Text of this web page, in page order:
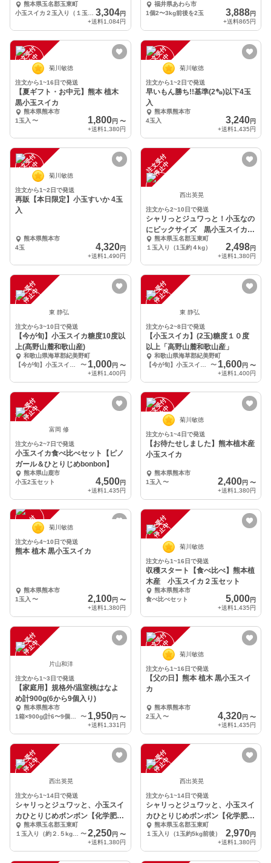
【訳ありでお得！】
熊本県玉名郡玉東町
3,304円
+送料1,084円
福井県あわら市
1個2〜3kg前後を2玉
3,888円
+送料865円
注
文
受
付
停
止
中 菊川敏徳
注文から1~16日で発送
【夏ギフト・お中元】熊本 植木
黒小玉スイカ
熊本県熊本市
1玉入 〜 1,800円 〜
+送料1,380円
注
文
受
付
停
止
中 菊川敏徳
注文から1~2日で発送
早いもん勝ち!!基準(2㌔)以下4玉
入
熊本県熊本市
4玉入
3,240円
+送料1,435円
注
文
受
付
停
止
中 菊川敏徳
注文から1~2日で発送
再販【本日限定】小玉すいか 4玉
入
熊本県熊本市
4玉
4,320円
+送料1,490円
注
文
受
付
停
止
中
西出英晃
注文から2~10日で発送
シャリっとジュワっと！小玉なの
にビックサイズ 黒小玉スイカ
ひとりじめボンボン
熊本県玉名郡玉東町
１玉入り（1玉約４kg）
2,498円
+送料1,380円
注
文
受
付
停
止
中
東 静弘
注文から3~10日で発送
【今が旬】小玉スイカ糖度10度以
上(髙野山麓和歌山産)
和歌山県海草郡紀美野町
〜 1,000円 〜
+送料1,400円
注
文
受
付
停
止
中
東 静弘
注文から2~8日で発送
【小玉スイカ】(2玉)糖度１０度
以上「高野山麓和歌山産」
和歌山県海草郡紀美野町
〜 1,600円 〜
+送料1,400円
注
文
受
付
停
止
中
富岡 修
注文から2~7日で発送
小玉スイカ食べ比べセット【ピノ
ガール＆ひとりじめbonbon】
熊本県山鹿市
小玉2玉セット
4,500円
+送料1,435円
注
文
受
付
停
止
中 菊川敏徳
注文から1~4日で発送
【お待たせしました】熊本植木産
小玉スイカ
熊本県熊本市
1玉入 〜 2,400円 〜
+送料1,380円
注
文
受
付
停
止
中 菊川敏徳
注文から4~10日で発送
熊本 植木 黒小玉スイカ
熊本県熊本市
1玉入 〜 2,100円 〜
+送料1,380円
注
文
受
付
停
止
中
菊川敏徳
注文から1~16日で発送
収穫スタート【食べ比べ】熊本植
木産 小玉スイカ２玉セット
熊本県熊本市
食べ比べセット
5,000円
+送料1,435円
注
文
受
付
停
止
中
片山和洋
注文から1~3日で発送
【家庭用】規格外/温室桃はなよ
め計900g(6から9個入り)
熊本県熊本市
〜 1,950円 〜
+送料1,331円
注
文
受
付
停
止
中 菊川敏徳
注文から1~16日で発送
【父の日】熊本 植木 黒小玉スイ
カ
熊本県熊本市
2玉入 〜 4,320円 〜
+送料1,435円
注
文
受
付
停
止
中
西出英晃
注文から1~14日で発送
シャリっとジュワッと、小玉スイ
カひとりじめボンボン【化学肥料
不使用】
熊本県玉名郡玉東町
〜 2,250円 〜
+送料1,380円
注
文
受
付
停
止
中
西出英晃
注文から1~14日で発送
シャリっとジュワッと、小玉スイ
カひとりじめボンボン【化学肥料
不使用】
熊本県玉名郡玉東町
１玉入り（1玉約5kg前後）
2,970円
+送料1,380円